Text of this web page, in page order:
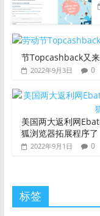
节Topcashback又
2022年9月3日 0
美国两大返利网
狐浏览器拓展程序了
2022年9月1日 0
标签